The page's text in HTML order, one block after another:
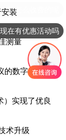
装
测量
的数字信号
）实现了优良
术升级
现在有优惠活动吗